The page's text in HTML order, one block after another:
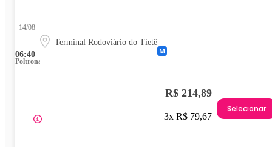
06:40
14/08
Terminal Rodoviário do Tietê
Poltrona
R$ 214,89
3x R$ 79,67
Selecionar